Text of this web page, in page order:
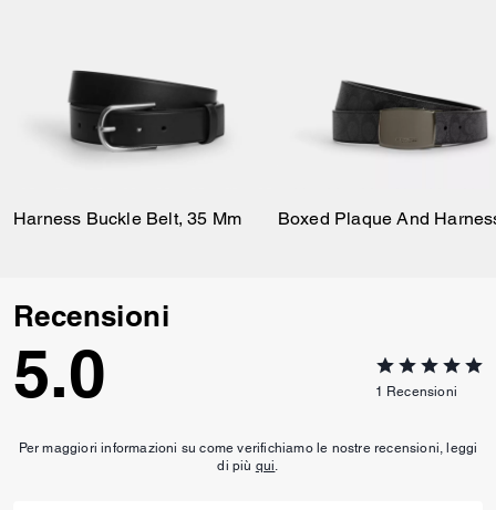
Harness Buckle Belt, 35 Mm
Recensioni
5.0 1 Recensioni
Per maggiori informazioni su come verifichiamo le nostre recensioni, leggi
di più qui